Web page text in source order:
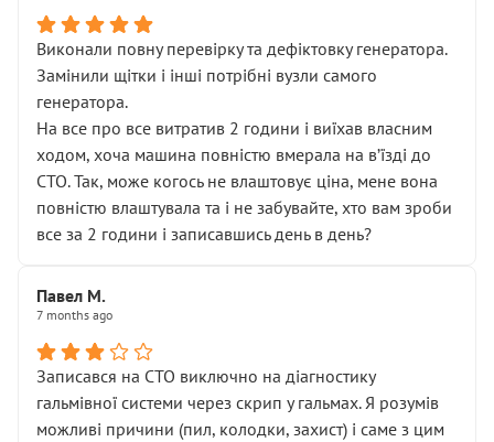
Виконали повну перевірку та дефіктовку генератора.
Замінили щітки і інші потрібні вузли самого
генератора.
На все про все витратив 2 години і виїхав власним
ходом, хоча машина повністю вмерала на вʼїзді до
СТО. Так, може когось не влаштовує ціна, мене вона
повністю влаштувала та і не забувайте, хто вам зроби
все за 2 години і записавшись день в день?
Павел М.
7 months ago
Записався на СТО виключно на діагностику
гальмівної системи через скрип у гальмах. Я розумів
можливі причини (пил, колодки, захист) і саме з цим